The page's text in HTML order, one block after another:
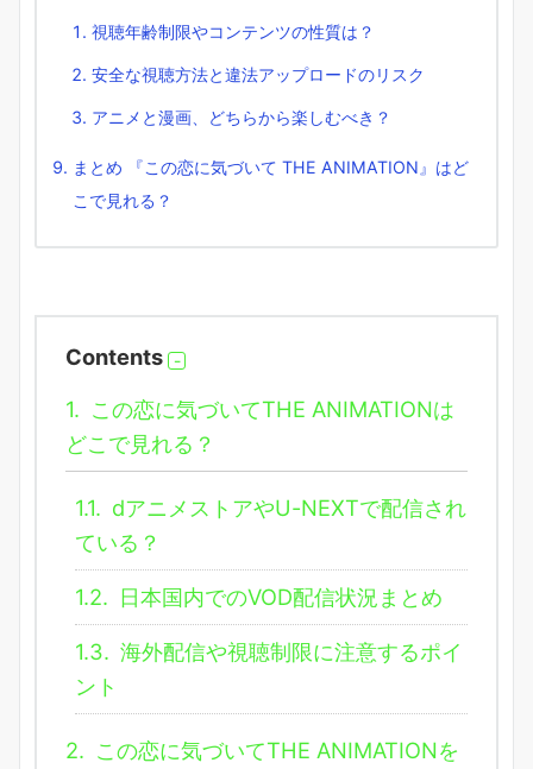
視聴年齢制限やコンテンツの性質は？
安全な視聴方法と違法アップロードのリスク
アニメと漫画、どちらから楽しむべき？
まとめ 『この恋に気づいて THE ANIMATION』はど
こで見れる？
Contents
1. この恋に気づいてTHE ANIMATIONは
どこで見れる？
1.1. dアニメストアやU-NEXTで配信され
ている？
1.2. 日本国内でのVOD配信状況まとめ
1.3. 海外配信や視聴制限に注意するポイ
ント
2. この恋に気づいてTHE ANIMATIONを